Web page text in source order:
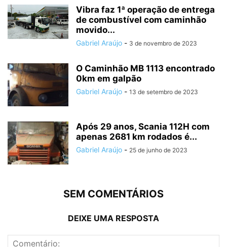
Vibra faz 1ª operação de entrega
de combustível com caminhão
movido...
Gabriel Araújo - 3 de novembro de 2023
O Caminhão MB 1113 encontrado
0km em galpão
Gabriel Araújo - 13 de setembro de 2023
Após 29 anos, Scania 112H com
apenas 2681 km rodados é...
Gabriel Araújo - 25 de junho de 2023
SEM COMENTÁRIOS
DEIXE UMA RESPOSTA